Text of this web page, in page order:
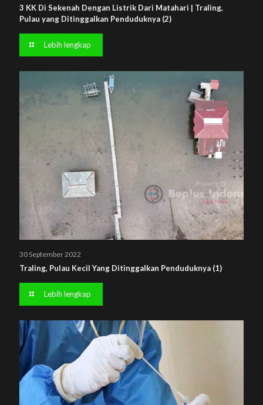
3 KK Di Sekenah Dengan Listrik Dari Matahari | Traling,
Pulau yang Ditinggalkan Penduduknya (2)
Lebih lengkap
30 September 2022
Traling, Pulau Kecil Yang Ditinggalkan Penduduknya (1)
Lebih lengkap